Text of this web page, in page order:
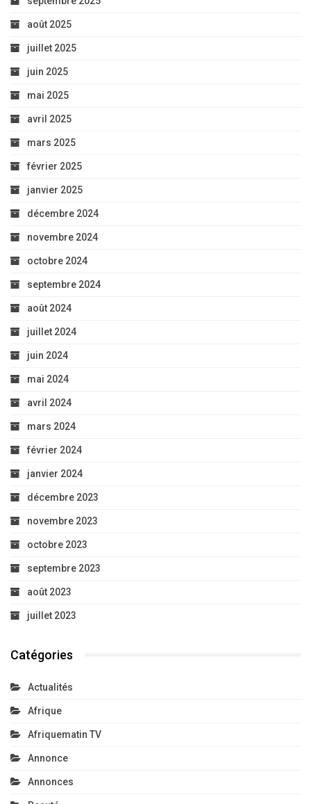
août 2025
juillet 2025
juin 2025
mai 2025
avril 2025
mars 2025
février 2025
janvier 2025
décembre 2024
novembre 2024
octobre 2024
septembre 2024
août 2024
juillet 2024
juin 2024
mai 2024
avril 2024
mars 2024
février 2024
janvier 2024
décembre 2023
novembre 2023
octobre 2023
septembre 2023
août 2023
juillet 2023
Catégories
Actualités
Afrique
Afriquematin TV
Annonce
Annonces